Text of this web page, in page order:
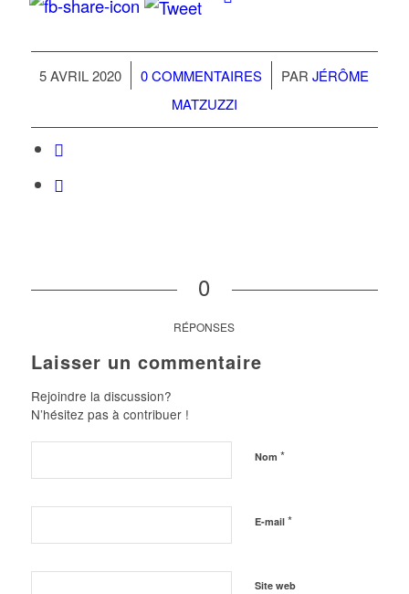
5 AVRIL 2020
/ 0 COMMENTAIRES
/ PARJÉRÔME
MATZUZZI
0
RÉPONSES
Laisser un commentaire
Rejoindre la discussion?
N’hésitez pas à contribuer !
Nom *
E-mail *
Site web